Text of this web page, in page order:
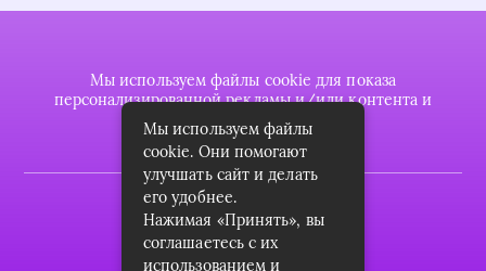
Мы используем файлы cookie для показа
персонализированной рекламы и/или контента и
анализа нашего трафика.
2022 © plasttrubkomplekt.ru
Карта сайта
Мы используем файлы
cookie. Они помогают
улучшать сайт и делать
его удобнее.
Нажимая «Принять», вы
соглашаетесь с их
использованием и